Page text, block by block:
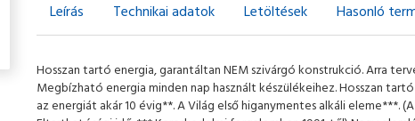
Leírás Technikai adatok Letöltések Hasonló
Hosszan tartó energia, garantáltan NEM szivárgó konstrukció. Arra
Megbízható energia minden nap használt készülékeihez. Hosszan
az energiát akár 10 évig**. A Világ első higanymentes alkáli eleme***.